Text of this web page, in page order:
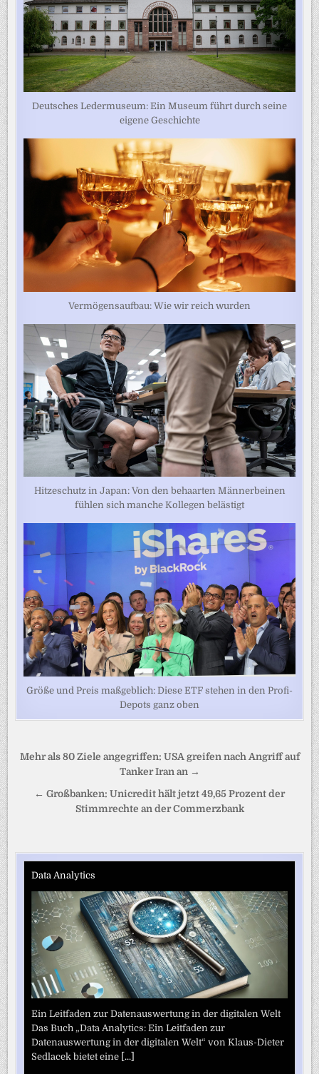
Deutsches Ledermuseum: Ein Museum führt durch seine
eigene Geschichte
Vermögensaufbau: Wie wir reich wurden
Hitzeschutz in Japan: Von den behaarten Männerbeinen
fühlen sich manche Kollegen belästigt
Größe und Preis maßgeblich: Diese ETF stehen in den Profi-
Depots ganz oben
Beitragsnavigation
Mehr als 80 Ziele angegriffen: USA greifen nach Angriff auf
Tanker Iran an →
← Großbanken: Unicredit hält jetzt 49,65 Prozent der
Stimmrechte an der Commerzbank
Data Analytics
Ein Leitfaden zur Datenauswertung in der digitalen Welt
Das Buch „Data Analytics: Ein Leitfaden zur
Datenauswertung in der digitalen Welt“ von Klaus-Dieter
Sedlacek bietet eine [...]